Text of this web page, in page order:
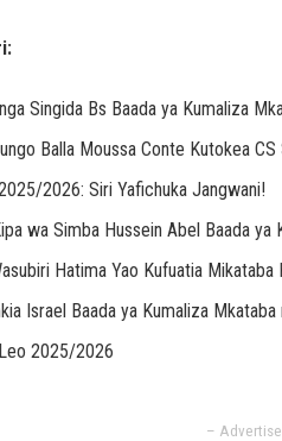
Singida Bs Baada ya Kumaliza
Balla Moussa Conte Kutokea CS
2026: Siri Yafichuka Jangwani!
wa Simba Hussein Abel Baada ya
Hatima Yao Kufuatia Mikataba
Israel Baada ya Kumaliza Mkataba
2025/2026
–